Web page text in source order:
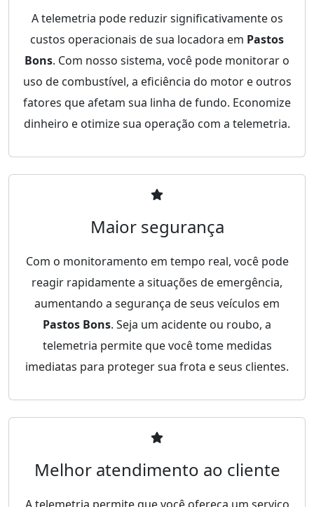
A telemetria pode reduzir significativamente os
custos operacionais de sua locadora em Pastos
Bons. Com nosso sistema, você pode monitorar o
uso de combustível, a eficiência do motor e outros
fatores que afetam sua linha de fundo. Economize
dinheiro e otimize sua operação com a telemetria.
Maior segurança
Com o monitoramento em tempo real, você pode
reagir rapidamente a situações de emergência,
aumentando a segurança de seus veículos em
Pastos Bons. Seja um acidente ou roubo, a
telemetria permite que você tome medidas
imediatas para proteger sua frota e seus clientes.
Melhor atendimento ao cliente